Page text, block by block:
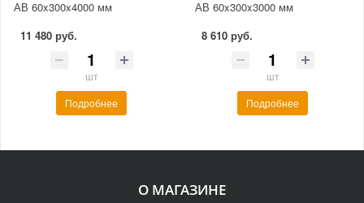
АВ 60x300x4000 мм
11 480 руб.
шт
Подробнее
АВ 60x300x3000 мм
8 610 руб.
шт
Подробнее
О МАГАЗИНЕ